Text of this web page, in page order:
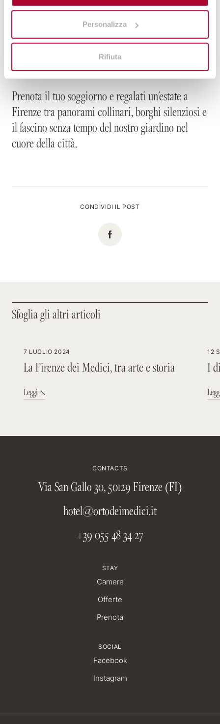
Personalizza
Rifiuta
Dopo una giornata tra colline, ombra e natura, torna nel
cuore di Firenze e lasciati avvolgere dalla quiete del
cittadino: dalle colazioni all’aperto all’aperitivo in terrazza.
Prenota il tuo soggiorno e regalati un'estate a
Firenze tra panorami collinari, borghi silenziosi e
il fascino senza tempo del nostro giardino nel
cuore della città.
Prenota il tuo soggiorno e regalati un'estate a
Firenze tra panorami collinari, borghi silenziosi e
il fascino senza tempo del nostro giardino nel
cuore della città.
CONDIVIDI IL POST
Sfoglia gli altri articoli
Sfoglia gli altri articoli
7 LUGLIO 2024
La Firenze dei Medici, tra arte e storia
Leggi
12
I
CONTACTS
Via San Gallo 30, 50129 Firenze (FI)
hotel@ortodeimedici.it
+39 055 48 34 27
SOCIAL
Facebook
Instagram
STAY
Camere
Offerte
Prenota